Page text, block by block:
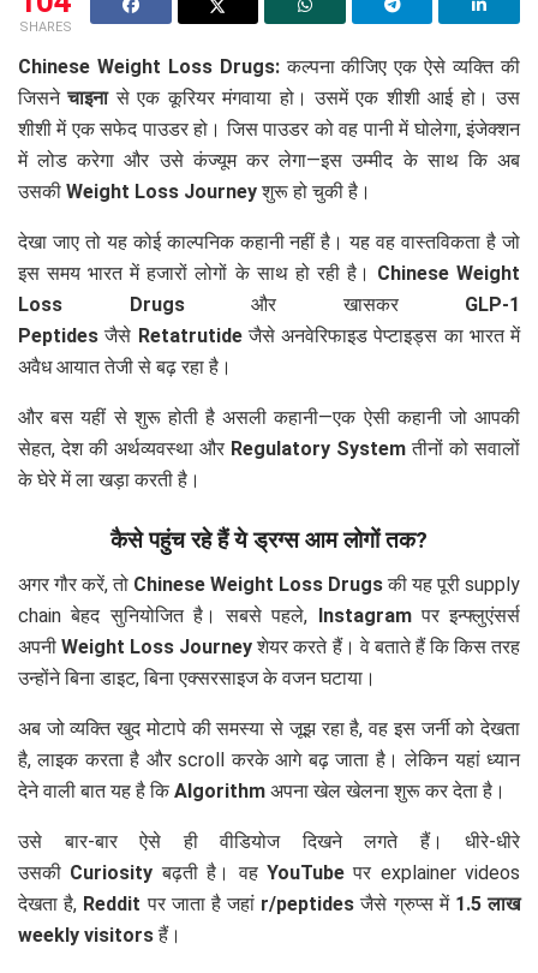
SHARES
Chinese Weight Loss Drugs:कल्पना कीजिए एक ऐसे व्यक्ति की
जिसनेचाइनासे एक कूरियर मंगवाया हो। उसमें एक शीशी आई हो। उस
शीशी में एक सफेद पाउडर हो। जिस पाउडर को वह पानी में घोलेगा, इंजेक्शन
में लोड करेगा और उसे कंज्यूम कर लेगा—इस उम्मीद के साथ कि अब
उसकी Weight Loss Journeyशुरू हो चुकी है।
देखा जाए तो यह कोई काल्पनिक कहानी नहीं है। यह वह वास्तविकता है जो
इस समय भारत में हजारों लोगों के साथ हो रही है। Chinese Weight
Loss Drugsऔर खासकर GLP-1
Peptides जैसे Retatrutideजैसे अनवेरिफाइड पेप्टाइड्स का भारत में
अवैध आयात तेजी से बढ़ रहा है।
और बस यहीं से शुरू होती है असली कहानी—एक ऐसी कहानी जो आपकी
सेहत, देश की अर्थव्यवस्था और Regulatory System तीनों को सवालों
के घेरे में ला खड़ा करती है।
कैसे पहुंच रहे हैं ये ड्रग्स आम लोगों तक?
अगर गौर करें, तो Chinese Weight Loss Drugsकी यह पूरी supply
chain बेहद सुनियोजित है। सबसे पहले,
Instagramपर इन्फ्लुएंसर्स
अपनीWeight Loss Journeyशेयर करते हैं। वे बताते हैं कि किस तरह
उन्होंने बिना डाइट, बिना एक्सरसाइज के वजन घटाया।
अब जो व्यक्ति खुद मोटापे की समस्या से जूझ रहा है, वह इस जर्नी को देखता
है, लाइक करता है और scroll करके आगे बढ़ जाता है। लेकिन यहां ध्यान
देने वाली बात यह है किAlgorithm अपना खेल खेलना शुरू कर देता है।
उसे बार-बार ऐसे ही वीडियोज दिखने लगते हैं। धीरे-धीरे
उसकी Curiosity बढ़ती है। वह YouTubeपर explainer videos
देखता है, Reddit पर जाता है जहां r/peptides जैसे ग्रुप्स में 1.5 लाख
weekly visitorsहैं।